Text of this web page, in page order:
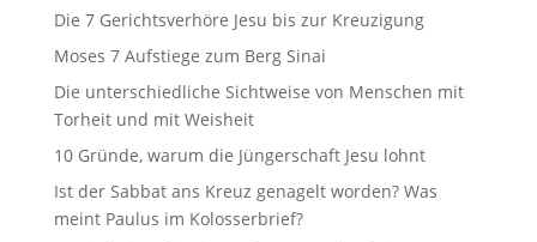
Die 7 Gerichtsverhöre Jesu bis zur Kreuzigung
Moses 7 Aufstiege zum Berg Sinai
Die unterschiedliche Sichtweise von Menschen mit
Torheit und mit Weisheit
10 Gründe, warum die Jüngerschaft Jesu lohnt
Ist der Sabbat ans Kreuz genagelt worden? Was
meint Paulus im Kolosserbrief?